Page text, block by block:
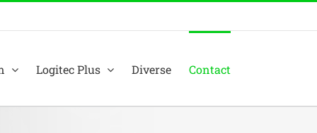
Logitec Plus Diverse Contact